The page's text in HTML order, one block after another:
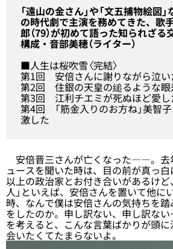
「遠山の金さん」や「文五捕物絵図
の時代劇で主演を務めてきた、歌
郎（79）が初めて語った知られざ
構成・音部美穂（ライター）
■人生は桜吹雪〈完結〉
第1回 安倍さんに謝りながら泣い
第2回 住銀の天皇の縋るような眼
第3回 江利チエミが死ぬほど愛
第4回 「筋金入りのお方ね」美智
激した
安倍晋三さんが亡くなった――。去
ュースを聞いた時は、目の前が真っ
以上の政治家とお付き合いがあるけど
人」といえば、安倍さんを置いて他に
時、なんで僕は安倍さんの気持ちを
をしたのか。申し訳ない、申し訳な
を考えると、こんな言葉ばかりが頭
会いたくてたまらないよ。